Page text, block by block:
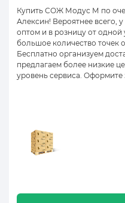
Купить СОЖ Модус М по
Алексин! Вероятнее всего,
оптом и в розницу от
большое количество точек
Бесплатно организуем
предлагаем более низкие
уровень сервиса. Оформите